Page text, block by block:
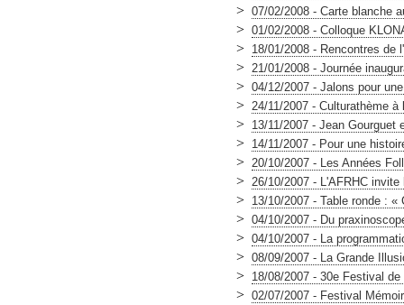
> 07/02/2008 - Carte blanche
> 01/02/2008 - Colloque
> 18/01/2008 - Rencontres de
> 21/01/2008 - Journée
> 04/12/2007 - Jalons pour
> 24/11/2007 - Culturathème
> 13/11/2007 - Jean Gourguet
> 14/11/2007 - Pour une
> 20/10/2007 - Les Années
> 26/10/2007 - L'AFRHC
> 13/10/2007 - Table ronde :
> 04/10/2007 - Du
> 04/10/2007 - La
> 08/09/2007 - La Grande
> 18/08/2007 - 30e Festival
> 02/07/2007 - Festival